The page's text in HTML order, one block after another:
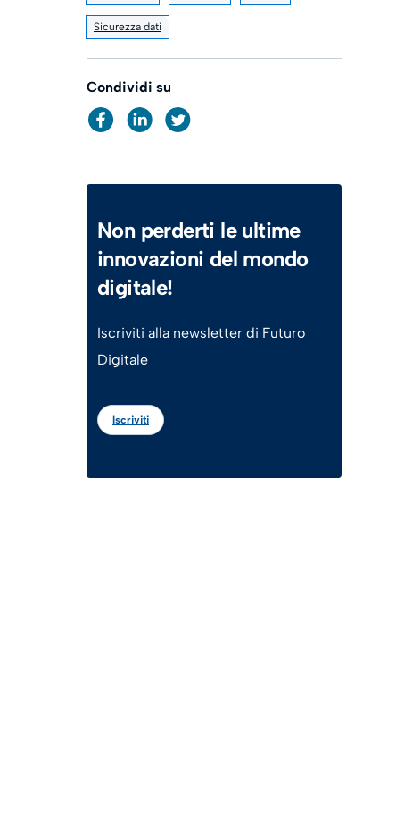
Sicurezza dati
Condividi su
Non perderti le ultime
innovazioni del mondo
digitale!
Iscriviti alla newsletter di Futuro
Digitale
Iscriviti